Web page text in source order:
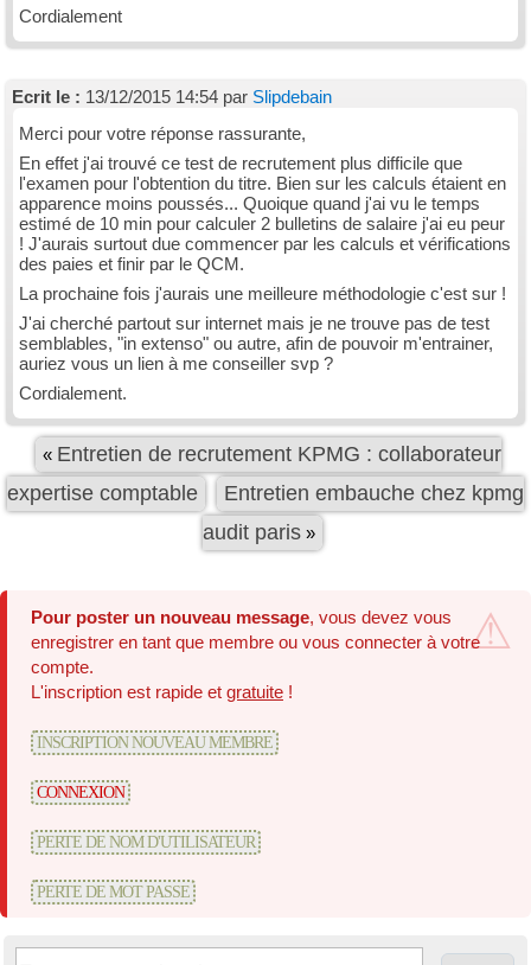
Cordialement
Ecrit le : 13/12/2015 14:54 par Slipdebain
Merci pour votre réponse rassurante,
En effet j'ai trouvé ce test de recrutement plus difficile que
l'examen pour l'obtention du titre. Bien sur les calculs étaient en
apparence moins poussés... Quoique quand j'ai vu le temps
estimé de 10 min pour calculer 2 bulletins de salaire j'ai eu peur
! J'aurais surtout due commencer par les calculs et vérifications
des paies et finir par le QCM.
La prochaine fois j'aurais une meilleure méthodologie c'est sur !
J'ai cherché partout sur internet mais je ne trouve pas de test
semblables, "in extenso" ou autre, afin de pouvoir m'entrainer,
auriez vous un lien à me conseiller svp ?
Cordialement.
« Entretien de recrutement KPMG : collaborateur
expertise comptable
Entretien embauche chez kpmg
audit paris »
Pour poster un nouveau message, vous devez vous
enregistrer en tant que membre ou vous connecter à votre
compte.
L'inscription est rapide et gratuite !
INSCRIPTION NOUVEAU MEMBRE
CONNEXION
PERTE DE NOM D'UTILISATEUR
PERTE DE MOT PASSE